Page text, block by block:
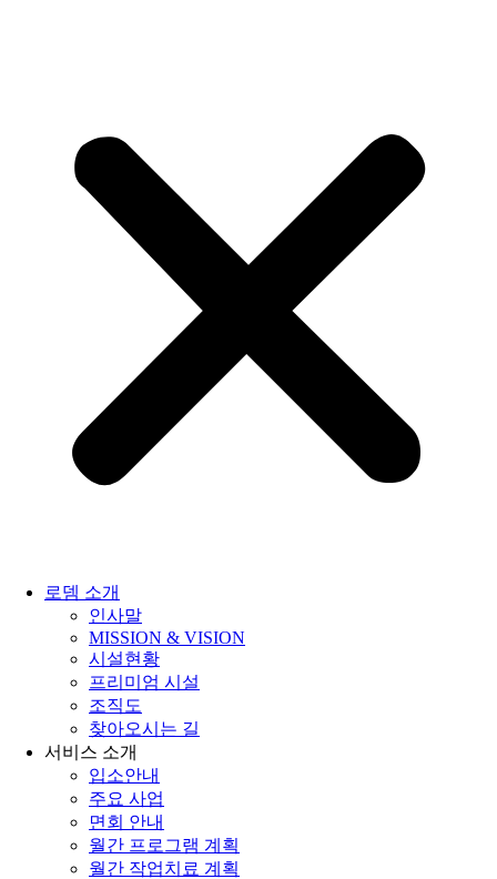
로뎀 소개
인사말
MISSION & VISION
시설현황
프리미엄 시설
조직도
찾아오시는 길
서비스 소개
입소안내
주요 사업
면회 안내
월간 프로그램 계획
월간 작업치료 계획